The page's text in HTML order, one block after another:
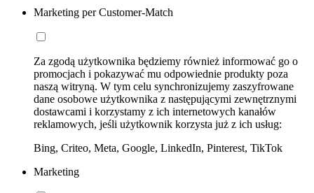
Marketing per Customer-Match
Za zgodą użytkownika będziemy również informować go o
promocjach i pokazywać mu odpowiednie produkty poza
naszą witryną. W tym celu synchronizujemy zaszyfrowane
dane osobowe użytkownika z następującymi zewnętrznymi
dostawcami i korzystamy z ich internetowych kanałów
reklamowych, jeśli użytkownik korzysta już z ich usług:
Bing, Criteo, Meta, Google, LinkedIn, Pinterest, TikTok
Marketing